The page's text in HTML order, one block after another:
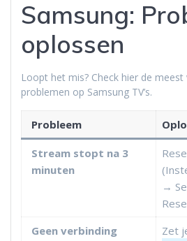
Samsung:
oplossen
Loopt het mis? Check hier de
problemen op Samsung TV’s.
Probleem
Stream stopt na 3
minuten
→
Geen verbinding
Zet